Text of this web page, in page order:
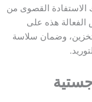
الاستفادة القصوى من
الفعالة هذه على
وضمان سلاسة